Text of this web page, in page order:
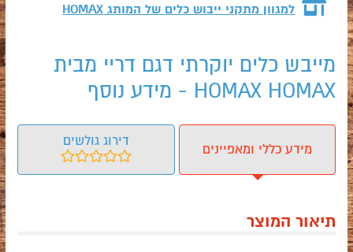
למגוון מתקני ייבוש כלים של המותג HOMAX
מייבש כלים יוקרתי דגם דריי מבית
HOMAX HOMAX - מידע נוסף
מידע כללי ומאפיינים
דירוג גולשים
תיאור המוצר